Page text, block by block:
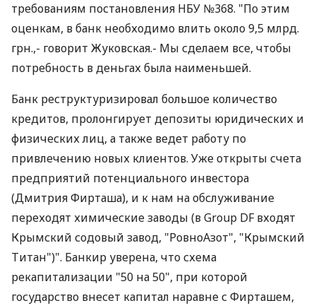
требованиям постановления НБУ №368. "По этим
оценкам, в банк необходимо влить около 9,5 млрд.
грн.,- говорит Жуковская.- Мы сделаем все, чтобы
потребность в деньгах была наименьшей.
Банк реструктуризировал большое количество
кредитов, пролонгирует депозиты юридических и
физических лиц, а также ведет работу по
привлечению новых клиентов. Уже открыты счета
предприятий потенциального инвестора
(Дмитрия Фирташа), и к нам на обслуживание
переходят химические заводы (в Group DF входят
Крымский содовый завод, "РовноАзот", "Крымский
Титан")". Банкир уверена, что схема
рекапитализации "50 на 50", при которой
государство внесет капитал наравне с Фирташем,